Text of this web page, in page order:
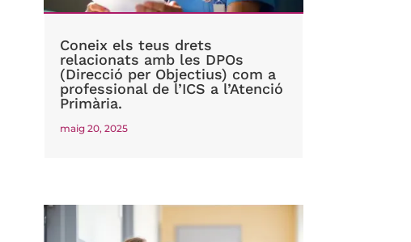
Coneix els teus drets
relacionats amb les DPOs
(Direcció per Objectius) com a
professional de l’ICS a l’Atenció
Primària.
maig 20, 2025